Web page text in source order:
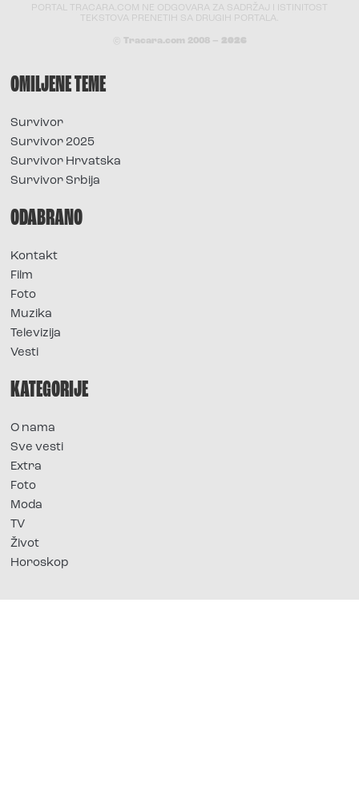
PORTAL TRACARA.COM NE ODGOVARA ZA SADRŽAJ I ISTINITOST
TEKSTOVA PRENETIH SA DRUGIH PORTALA.
© Tracara.com 2008 – 2026
OMILJENE TEME
Survivor
Survivor 2025
Survivor Hrvatska
Survivor Srbija
ODABRANO
Kontakt
Film
Foto
Muzika
Televizija
Vesti
KATEGORIJE
O nama
Sve vesti
Extra
Foto
Moda
TV
Život
Horoskop